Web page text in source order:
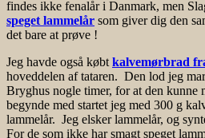
findes ikke fenalår i Danmark, men
speget lammelår som giver dig den
det bare at prøve !
Jeg havde også købt kalvemørbrad
hoveddelen af tataren. Den lod jeg
Bryghus nogle timer, for at den kunne
begynde med startet jeg med 300 g
lammelår. Jeg elsker lammelår, og
For de som ikke har smagt speget